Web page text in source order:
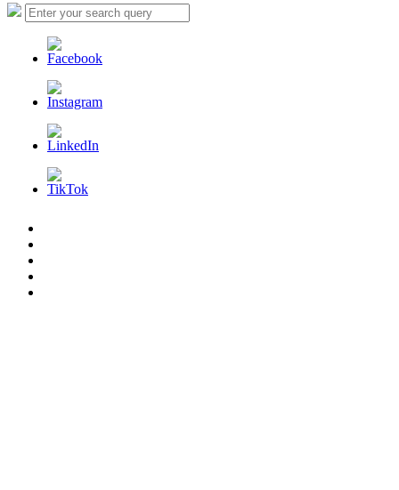
Search
for:
Search